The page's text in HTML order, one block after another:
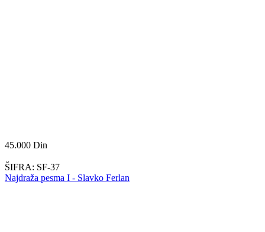
45.000 Din
ŠIFRA: SF-37
Najdraža pesma I - Slavko Ferlan